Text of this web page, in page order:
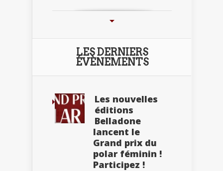
LES DERNIERS
ÉVÈNEMENTS
Les nouvelles
éditions
Belladone
lancent le
Grand prix du
polar féminin !
Participez !